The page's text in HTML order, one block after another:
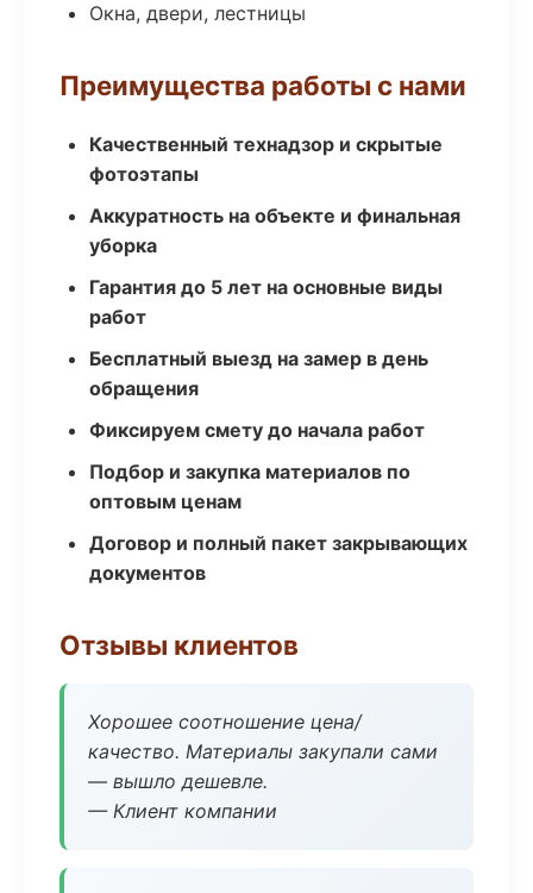
Окна, двери, лестницы
Преимущества работы с нами
Качественный технадзор и скрытые
фотоэтапы
Аккуратность на объекте и финальная
уборка
Гарантия до 5 лет на основные виды
работ
Бесплатный выезд на замер в день
обращения
Фиксируем смету до начала работ
Подбор и закупка материалов по
оптовым ценам
Договор и полный пакет закрывающих
документов
Отзывы клиентов
Хорошее соотношение цена/
качество. Материалы закупали сами
— вышло дешевле.
— Клиент компании